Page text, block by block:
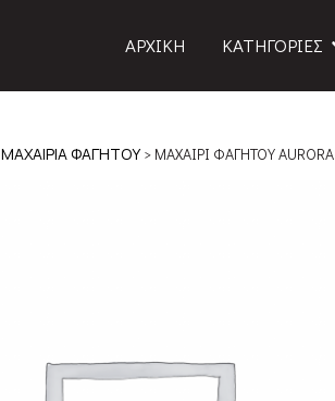
ΑΡΧΙΚΗ ΚΑΤΗΓΟΡΙΕΣ
ΜΑΧΑΙΡΙΑ ΦΑΓΗΤΟΥ > ΜΑΧΑΙΡΙ ΦΑΓΗΤΟΥ AURORA